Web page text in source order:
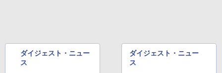
ダイジェスト・ニュー
ス
ダイジェスト・ニュー
ス